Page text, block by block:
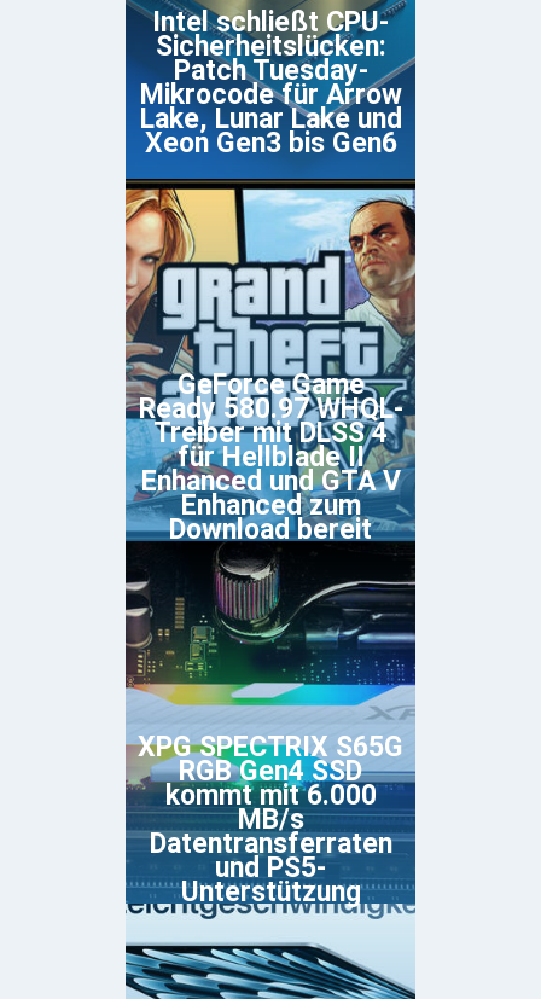
Intel schließt CPU-
Sicherheitslücken:
Patch Tuesday-
Mikrocode für Arrow
Lake, Lunar Lake und
Xeon Gen3 bis Gen6
GeForce Game
Ready 580.97 WHQL-
Treiber mit DLSS 4
für Hellblade II
Enhanced und GTA V
Enhanced zum
Download bereit
XPG SPECTRIX S65G
RGB Gen4 SSD
kommt mit 6.000
MB/s
Datentransferraten
und PS5-
Unterstützung